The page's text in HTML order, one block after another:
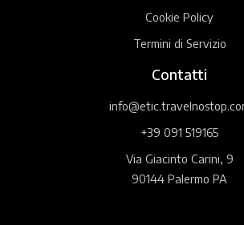
Cookie Policy
Termini di Servizio
Contatti
+39 091 519165
Via Giacinto Carini, 9
90144 Palermo PA